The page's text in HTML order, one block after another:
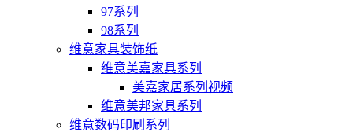
97系列
98系列
维意家具装饰纸
维意美嘉家具系列
美嘉家居系列视频
维意美邦家具系列
维意数码印刷系列